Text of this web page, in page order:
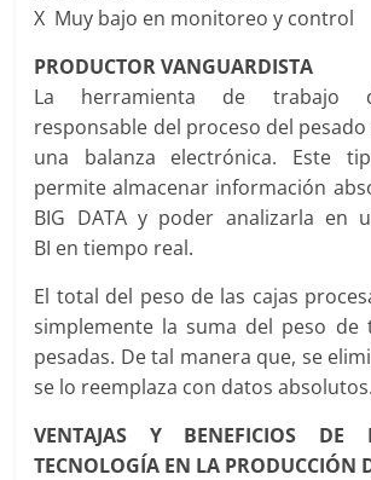
X Muy bajo en monitoreo y control
PRODUCTOR VANGUARDISTA
La herramienta de trabajo
responsable del proceso del pesado
una balanza electrónica. Este
permite almacenar información
BIG DATA y poder analizarla en
BI en tiempo real.
El total del peso de las cajas
simplemente la suma del peso de
pesadas. De tal manera que, se
se lo reemplaza con datos absolutos.
VENTAJAS Y BENEFICIOS DE
TECNOLOGÍA EN LA PRODUCCIÓN